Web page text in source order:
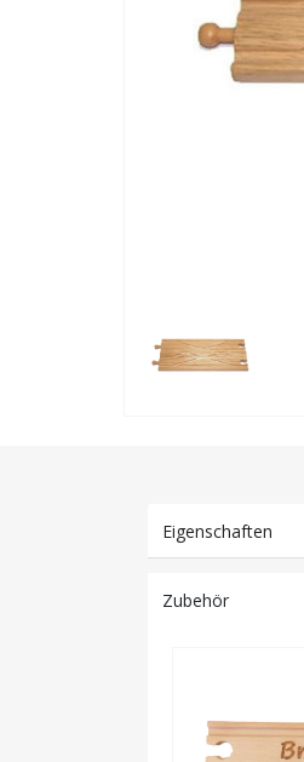
Eigenschaften
Zubehör